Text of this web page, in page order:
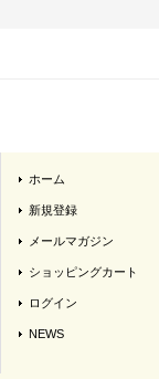
ホーム
新規登録
メールマガジン
ショッピングカート
ログイン
NEWS